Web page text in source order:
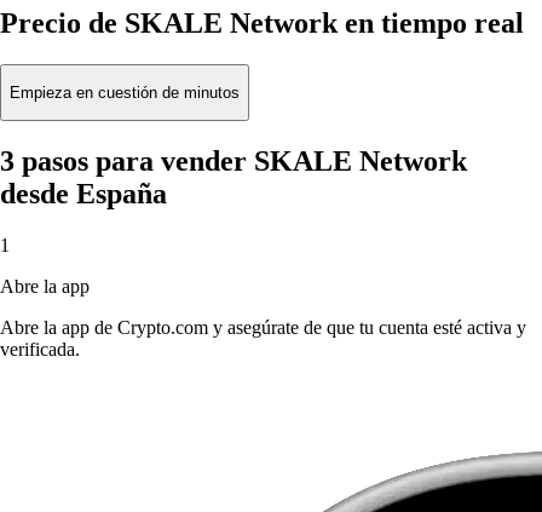
Precio de SKALE Network en tiempo real
Empieza en cuestión de minutos
3 pasos para vender SKALE Network
desde España
1
Abre la app
Abre la app de Crypto.com y asegúrate de que tu cuenta esté activa y
verificada.